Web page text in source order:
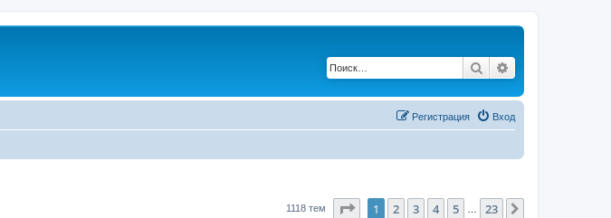
Поиск
Вход
Регистрация
1118 тем Страница1 из 23
1 2 3 4 5 23